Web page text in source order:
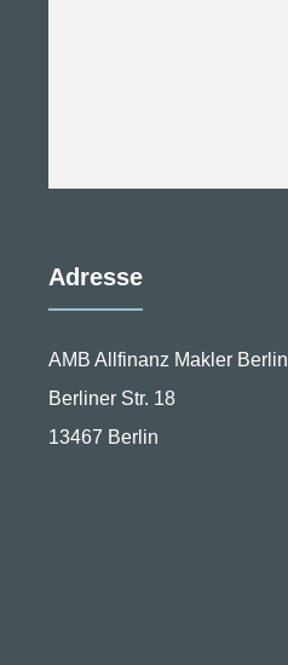
Adresse
AMB Allfinanz Makler Berlin
Berliner Str. 18
13467 Berlin